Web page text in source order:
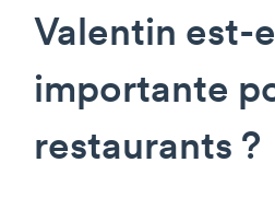
Valentin est-
importante
restaurants ?